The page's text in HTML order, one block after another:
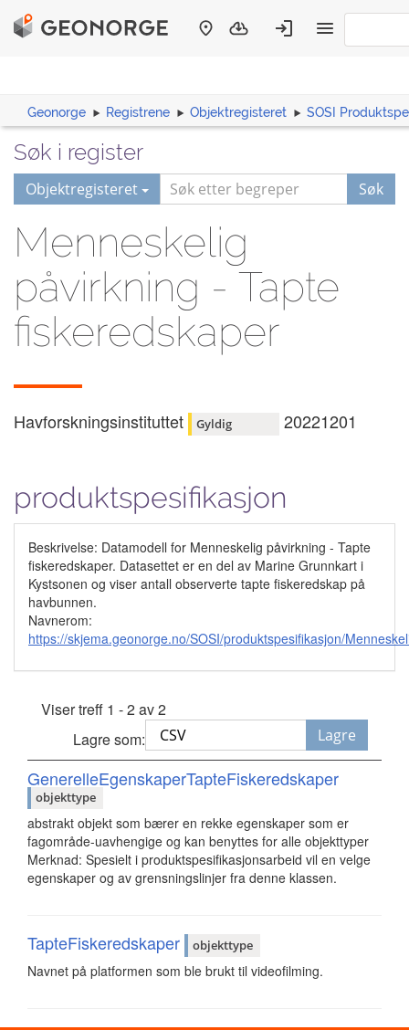
Geonorge Registrene Objektregisteret SOSI
Søk i register
Objektregisteret Søk
Menneskelig
påvirkning - Tapte
fiskeredskaper
Havforskningsinstituttet Gyldig 20221201
produktspesifikasjon
Beskrivelse: Datamodell for Menneskelig påvirkning - Tapte
fiskeredskaper. Datasettet er en del av Marine Grunnkart i
Kystsonen og viser antall observerte tapte fiskeredskap på
havbunnen.
Navnerom:
https://skjema.geonorge.no/SOSI/produktspesifikasjon/
Viser treff 1 - 2 av 2
Lagre som:
Lagre
GenerelleEgenskaperTapteFiskeredskaper
objekttype
abstrakt objekt som bærer en rekke egenskaper som er
fagområde-uavhengige og kan benyttes for alle objekttyper
Merknad: Spesielt i produktspesifikasjonsarbeid vil en velge
egenskaper og av grensningslinjer fra denne klassen.
TapteFiskeredskaper objekttype
Navnet på platformen som ble brukt til videofilming.